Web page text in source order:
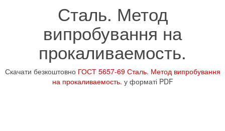
Сталь. Метод
випробування на
прокаливаемость.
Скачати безкоштовно ГОСТ 5657-69 Сталь. Метод випробування
на прокаливаемость. у форматі PDF